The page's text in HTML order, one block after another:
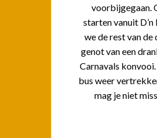
voorbijgegaan.
starten vanuit
we de rest van
genot van een
Carnavals
bus weer
mag je niet